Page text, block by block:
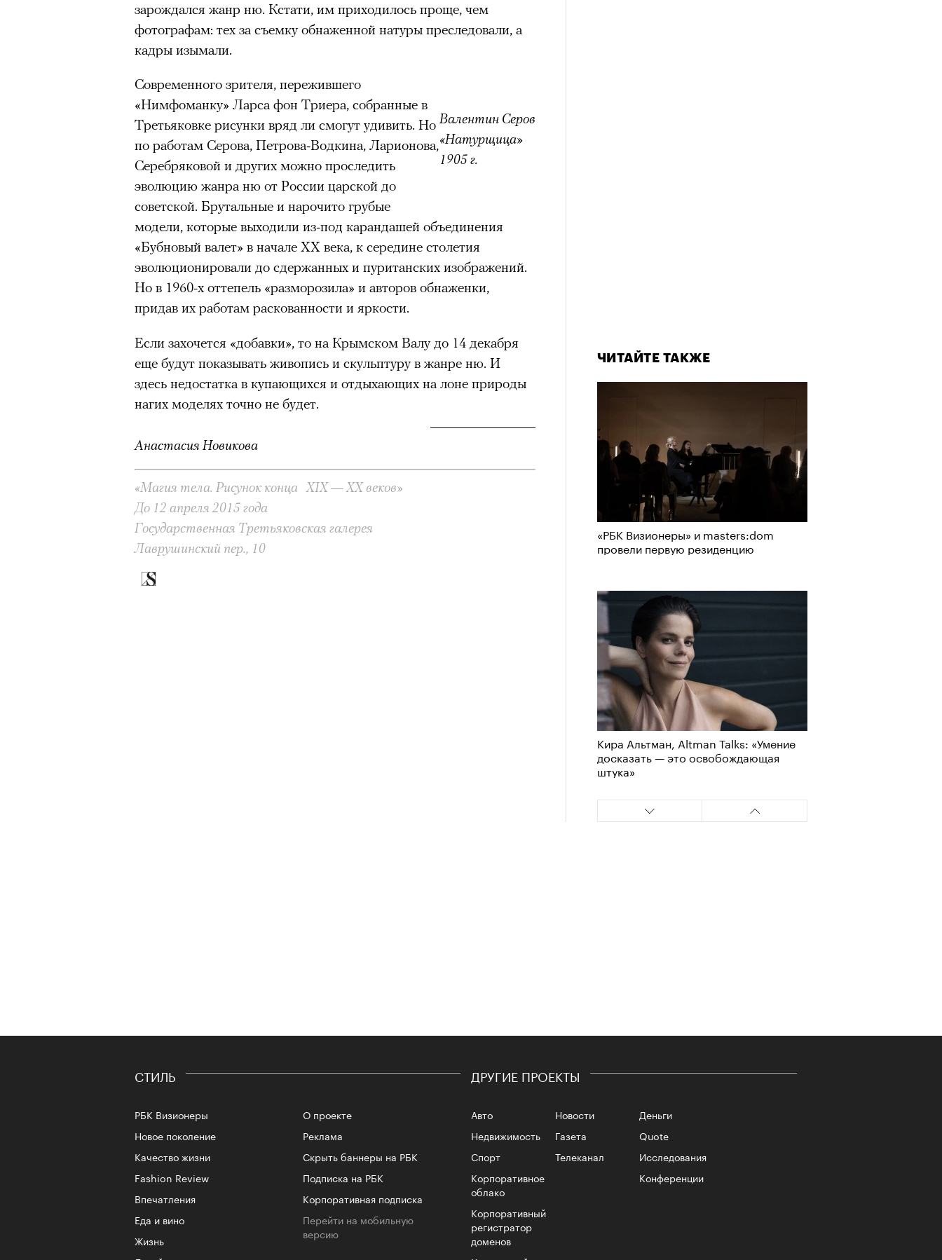
ЧИТАЙТЕ ТАКЖЕ
«РБК Визионеры» и masters:dom
провели первую резиденцию
Кира Альтман, Altman Talks: «Умение
досказать — это освобождающая
штука»
4 коллаборации, которые нельзя
пропустить
зарождался жанр ню. Кстати, им приходилось проще, чем
фотографам: тех за съемку обнаженной натуры преследовали, а
кадры изымали.
Валентин Серов
«Натурщица»
1905 г.
Современного зрителя, пережившего
«Нимфоманку» Ларса фон Триера, собранные в
Третьяковке рисунки вряд ли смогут удивить. Но
по работам Серова, Петрова-Водкина, Ларионова,
Серебряковой и других можно проследить
эволюцию жанра ню от России царской до
советской. Брутальные и нарочито грубые
модели, которые выходили из-под карандашей объединения
«Бубновый валет» в начале XX века, к середине столетия
эволюционировали до сдержанных и пуританских изображений.
Но в 1960-х оттепель «разморозила» и авторов обнаженки,
придав их работам раскованности и яркости.
Если захочется «добавки», то на Крымском Валу до 14 декабря
еще будут показывать живопись и скульптуру в жанре ню. И
здесь недостатка в купающихся и отдыхающих на лоне природы
нагих моделях точно не будет.
Анастасия Новикова
«Магия тела. Рисунок конца XIX — XX веков»
До 12 апреля 2015 года
Государственная Третьяковская галерея
Лаврушинский пер., 10
СТИЛЬ
РБК Визионеры
Новое поколение
Качество жизни
Fashion Review
Впечатления
Еда и вино
Жизнь
О проекте
Реклама
Скрыть баннеры на РБК
Подписка на РБК
Корпоративная подписка
Перейти на мобильную
версию
ДРУГИЕ ПРОЕКТЫ
Авто
Недвижимость
Спорт
Корпоративное
облако
Корпоративный
регистратор
доменов
Новости
Газета
Телеканал
Деньги
Quote
Исследования
Конференции